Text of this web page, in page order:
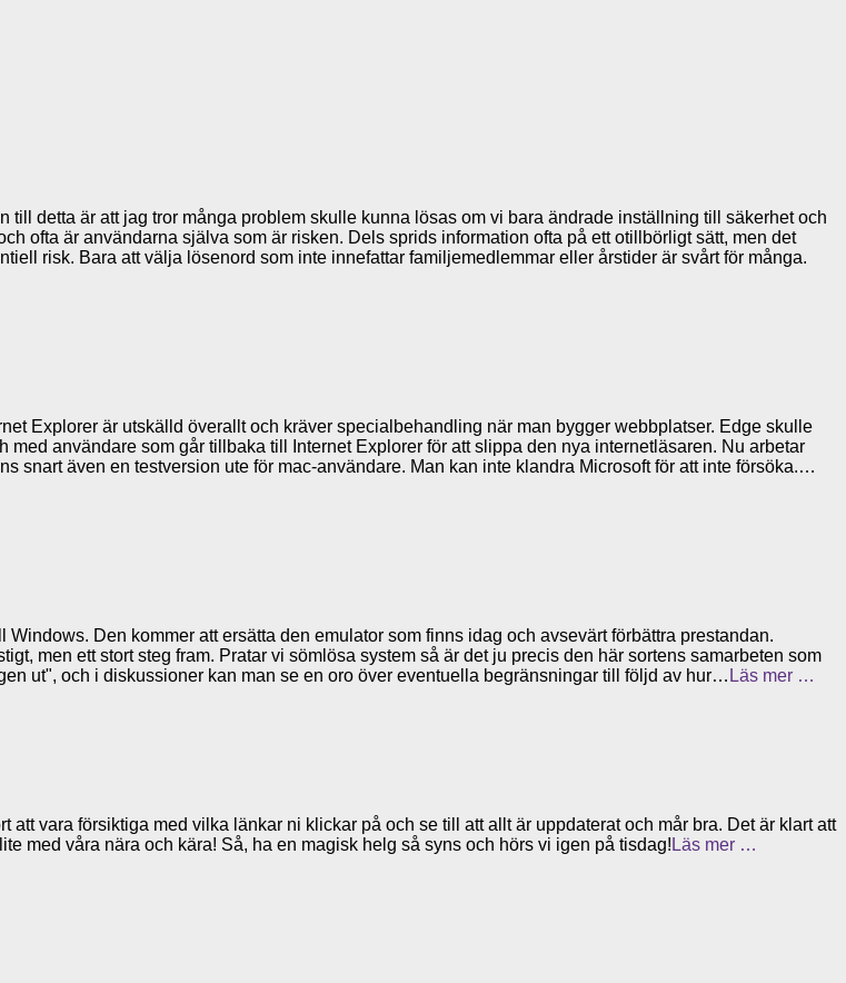
detta är att jag tror många problem skulle kunna lösas om vi bara ändrade inställning till säkerhet och
ofta är användarna själva som är risken. Dels sprids information ofta på ett otillbörligt sätt, men det
risk. Bara att välja lösenord som inte innefattar familjemedlemmar eller årstider är svårt för många.
Explorer är utskälld överallt och kräver specialbehandling när man bygger webbplatser. Edge skulle
användare som går tillbaka till Internet Explorer för att slippa den nya internetläsaren. Nu arbetar
snart även en testversion ute för mac-användare. Man kan inte klandra Microsoft för att inte försöka.…
Den kommer att ersätta den emulator som finns idag och avsevärt förbättra prestandan.
men ett stort steg fram. Pratar vi sömlösa system så är det ju precis den här sortens samarbeten som
ut", och i diskussioner kan man se en oro över eventuella begränsningar till följd av hur… Läs mer …
vara försiktiga med vilka länkar ni klickar på och se till att allt är uppdaterat och mår bra. Det är klart att
med våra nära och kära! Så, ha en magisk helg så syns och hörs vi igen på tisdag! Läs mer …